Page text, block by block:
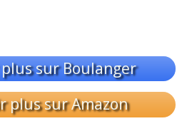
sur Boulanger
plus sur Amazon